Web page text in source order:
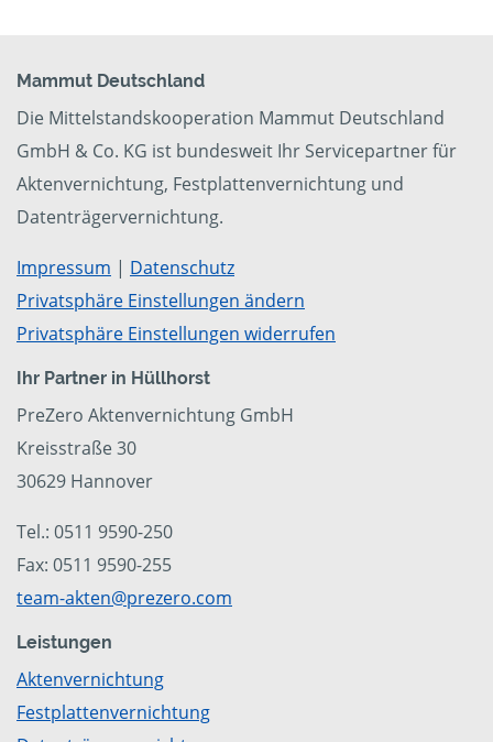
Mammut Deutschland
Die Mittelstandskooperation Mammut Deutschland
GmbH & Co. KG ist bundesweit Ihr Servicepartner für
Aktenvernichtung, Festplattenvernichtung und
Datenträgervernichtung.
Impressum | Datenschutz
Privatsphäre Einstellungen ändern
Privatsphäre Einstellungen widerrufen
Ihr Partner in Hüllhorst
PreZero Aktenvernichtung GmbH
Kreisstraße 30
30629 Hannover
Tel.: 0511 9590-250
Fax: 0511 9590-255
team-akten@prezero.com
Leistungen
Aktenvernichtung
Festplattenvernichtung